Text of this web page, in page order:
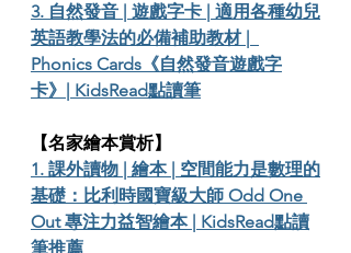
3. 自然發音 | 遊戲字卡 | 適用各種幼兒
英語教學法的必備補助教材 |
Phonics Cards《自然發音遊戲字
卡》| KidsRead點讀筆
【名家繪本賞析】
1. 課外讀物 | 繪本 | 空間能力是數理的
基礎：比利時國寶級大師 Odd One
Out 專注力益智繪本 | KidsRead點讀
筆推薦